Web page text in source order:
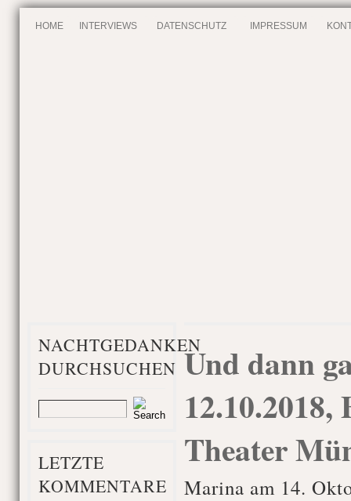
HOME INTERVIEWS DATENSCHUTZ IMPRESSUM
NACHTGEDANKEN
DURCHSUCHEN
LETZTE
KOMMENTARE
Und dann
Theater
Marina am 14.